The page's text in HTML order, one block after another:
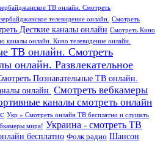
ТВ онлайн. Смотреть
телевидение онлайн.
Смотреть
Десткие каналы онлайн Смотреть Кино
онлайн. Кино телевидение онлайн.
ТВ онлайн. Смотреть
онлайн. Развлекательное
Познавательные ТВ онлайн.
онлайн. Смотреть вебкамеры
каналы смотреть онлайн
Укр » Смотреть онлайн ТВ бесплатно и слушать
мира! Украина - смотреть ТВ
бесплатно Фолк радио Шансон